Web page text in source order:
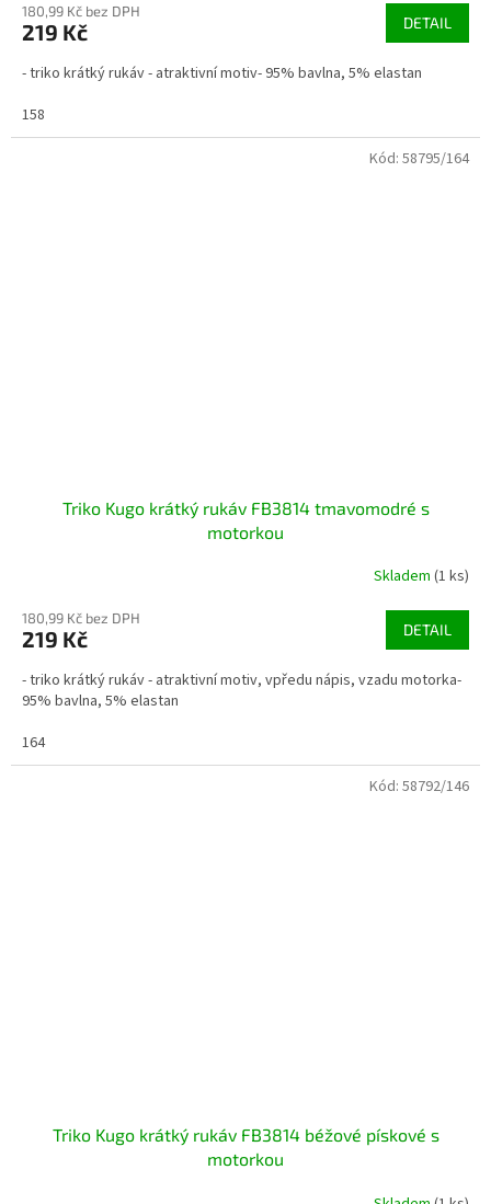
180,99 Kč bez DPH
219 Kč DETAIL
- triko krátký rukáv - atraktivní motiv- 95% bavlna, 5% elastan
158
Triko Kugo krátký rukáv FB3814 tmavomodré s
motorkou
Skladem (1 ks)
180,99 Kč bez DPH
219 Kč DETAIL
- triko krátký rukáv - atraktivní motiv, vpředu nápis, vzadu motorka-
95% bavlna, 5% elastan
164
Kód: 58795/164
Triko Kugo krátký rukáv FB3814 béžové pískové s
motorkou
Kód: 58792/146